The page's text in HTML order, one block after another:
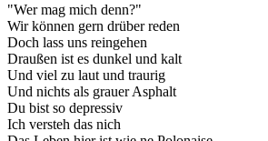
"Wer mag mich denn?"
Wir können gern drüber reden
Doch lass uns reingehen
Draußen ist es dunkel und kalt
Und viel zu laut und traurig
Und nichts als grauer Asphalt
Du bist so depressiv
Ich versteh das nich